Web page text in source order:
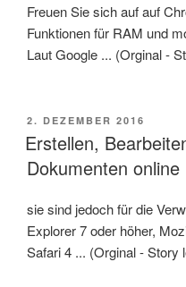
Freuen Sie sich auf auf
Funktionen für RAM und
Laut Google ... (Orginal -
VERÖFFENTLICHT
AM
2. DEZEMBER 2016
Erstellen,
Dokumenten online
sie sind jedoch für die
Explorer 7 oder höher,
Safari 4 ... (Orginal - Story